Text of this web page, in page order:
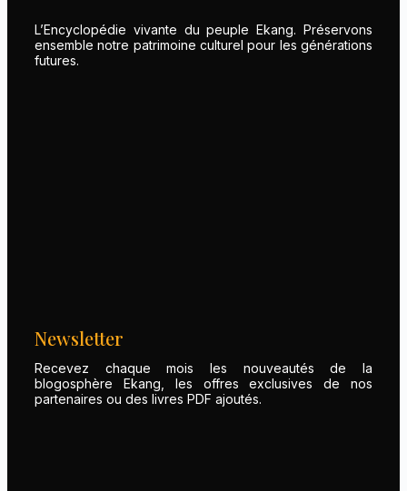
L’Encyclopédie vivante du peuple Ekang. Préservons
ensemble notre patrimoine culturel pour les générations
futures.
Newsletter
Recevez chaque mois les nouveautés de la
blogosphère Ekang, les offres exclusives de nos
partenaires ou des livres PDF ajoutés.